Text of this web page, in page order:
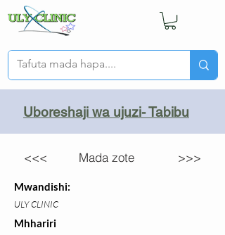
Uboreshaji wa ujuzi- Tabibu
<<< Mada zote >>>
Mwandishi:
ULY CLINIC
Mhhariri